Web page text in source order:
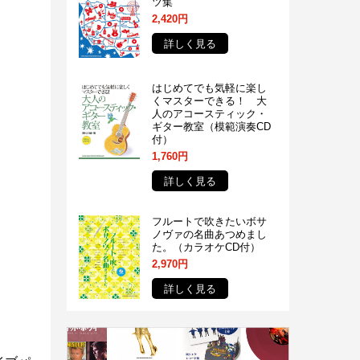
2,420円
詳しく見る
はじめてでも気軽に楽し
くマスターできる！ 大
人のアコースティック・
ギター教室（模範演奏CD
付）
1,760円
詳しく見る
フルートで吹きたいボサ
ノヴァの名曲あつめまし
た。（カラオケCD付）
2,970円
詳しく見る